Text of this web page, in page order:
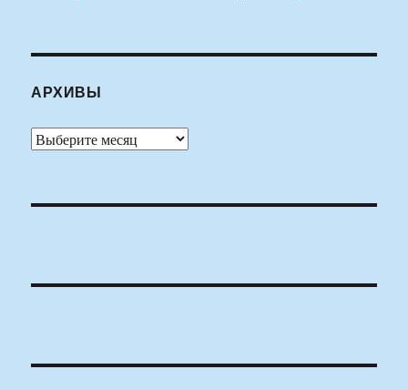
АРХИВЫ
Архивы